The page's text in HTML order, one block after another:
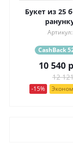
Букет из 25
CashBack
10 540
12
-15%